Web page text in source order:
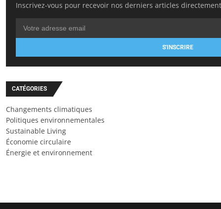
Inscrivez-vous pour recevoir nos derniers articles
S'INSCRIRE
CATÉGORIES
Changements climatiques
Politiques environnementales
Sustainable Living
Économie circulaire
Énergie et environnement